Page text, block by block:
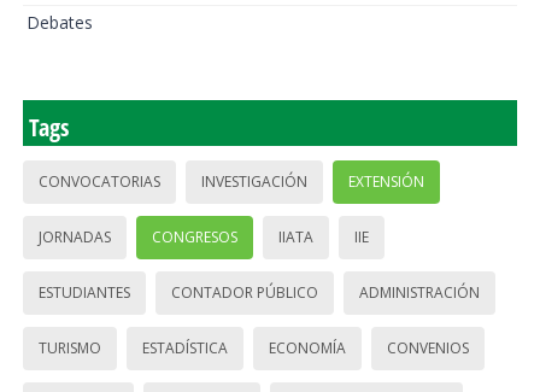
Debates
Tags
CONVOCATORIAS INVESTIGACIÓN EXTENSIÓN
JORNADAS CONGRESOS IIATA IIE
ESTUDIANTES CONTADOR PÚBLICO ADMINISTRACIÓN
TURISMO ESTADÍSTICA ECONOMÍA CONVENIOS